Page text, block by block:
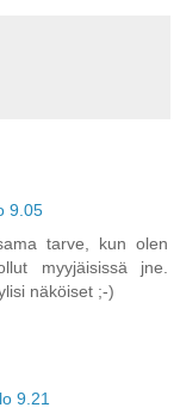
9.05
tarve, kun olen
myyjäisissä jne.
näköiset ;-)
9.21